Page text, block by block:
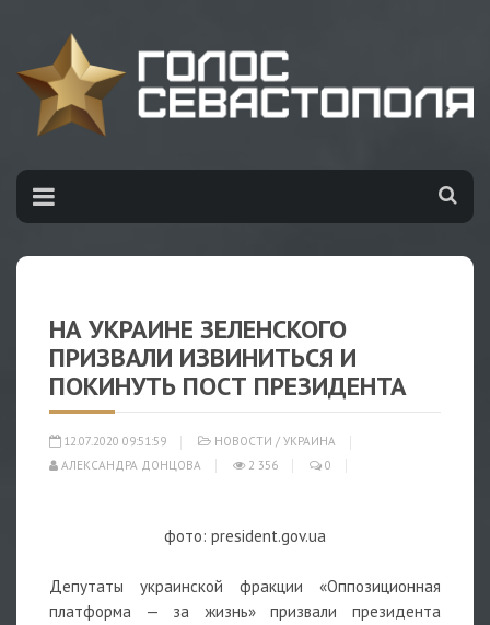
НА УКРАИНЕ ЗЕЛЕНСКОГО
ПРИЗВАЛИ ИЗВИНИТЬСЯ И
ПОКИНУТЬ ПОСТ ПРЕЗИДЕНТА
12.07.2020 09:51:59 НОВОСТИ / УКРАИНА
АЛЕКСАНДРА ДОНЦОВА
2 356 0
фото: president.gov.ua
Депутаты украинской фракции «Оппозиционная
платформа — за жизнь» призвали президента